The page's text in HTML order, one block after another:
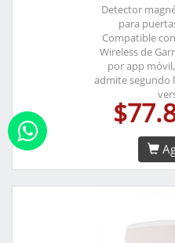
Detector
para
Compatible
Wireless de
por app
admite segundo